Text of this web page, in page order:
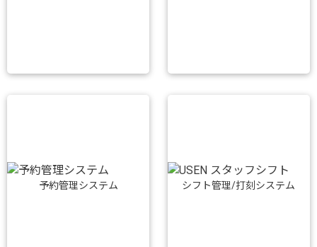
予約管理システム シフト管理/打刻システム